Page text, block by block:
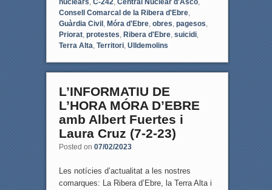
nuclears, C-242, Central Nuclear d'Ascó,
Consell Comarcal de la Ribera d'Ebre,
Guàrdia Civil , Móra d'Ebre, obres, pagesos,
Priorat, protestes, Ribera d'Ebre, suicidi,
Terra Alta, Territori, Ulldemolins
L’INFORMATIU DE
L’HORA MÓRA D’EBRE
amb Albert Fuertes i
Laura Cruz (7-2-23)
Posted on 07/02/2023
Les notícies d’actualitat a les nostres
comarques: La Ribera d’Ebre, la Terra Alta i